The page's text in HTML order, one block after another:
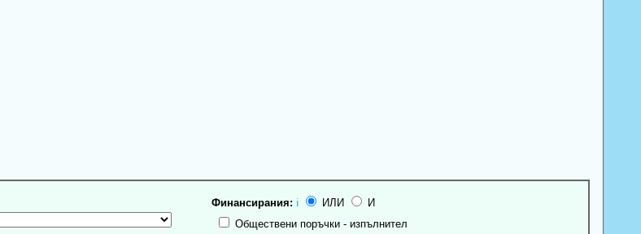
Финансирания: ℹ ИЛИ
И
Обществени поръчки - изпълнител